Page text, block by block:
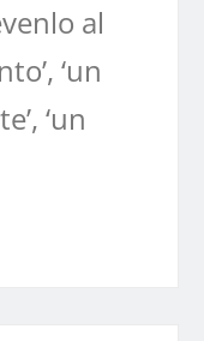
al
‘un
‘un